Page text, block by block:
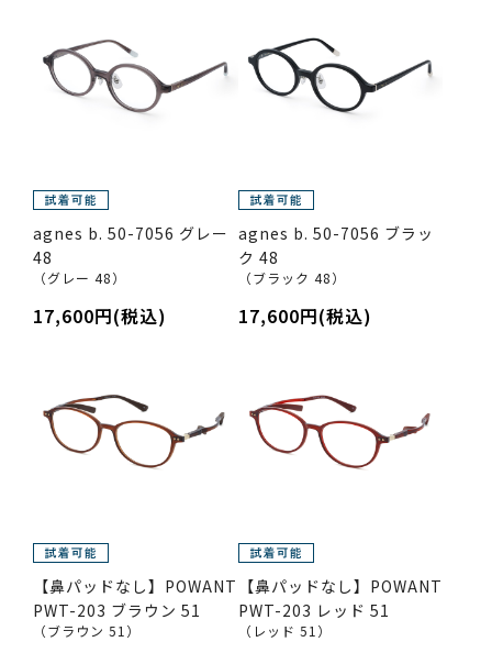
agnes b. 50-7056 グレー
48
（グレー 48）
17,600円(税込)
agnes b. 50-7056 ブラッ
ク 48
（ブラック 48）
17,600円(税込)
【鼻パッドなし】POWANT
PWT-203 ブラウン 51
（ブラウン 51）
【鼻パッドなし】POWANT
PWT-203 レッド 51
（レッド 51）